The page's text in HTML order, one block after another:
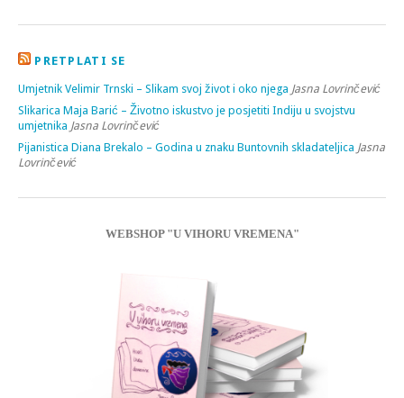
PRETPLATI SE
Umjetnik Velimir Trnski – Slikam svoj život i oko njega Jasna Lovrinčević
Slikarica Maja Barić – Životno iskustvo je posjetiti Indiju u svojstvu
umjetnika Jasna Lovrinčević
Pijanistica Diana Brekalo – Godina u znaku Buntovnih skladateljica Jasna
Lovrinčević
WEBSHOP "U VIHORU VREMENA"